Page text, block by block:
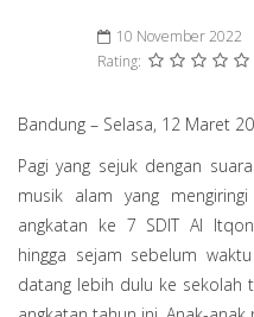
10 November 2022
Rating:
Bandung – Selasa, 12 Maret
Pagi yang sejuk dengan
musik alam yang
angkatan ke 7 SDIT Al
hingga sejam sebelum
datang lebih dulu ke sekolah